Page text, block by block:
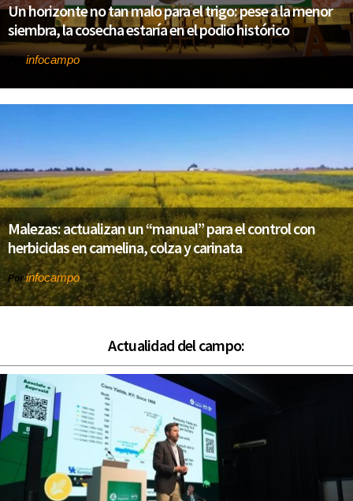
Un horizonte no tan malo para el trigo: pese a la menor
siembra, la cosecha estaría en el podio histórico
infocampo
Malezas: actualizan un “manual” para el control con
herbicidas en camelina, colza y carinata
Porinfocampo
Actualidad del campo: